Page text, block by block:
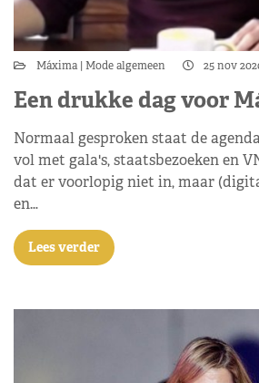
Máxima Mode algemeen 25 nov
Een drukke dag voor
Normaal gesproken staat de
vol met gala's, staatsbezoeken en
dat er voorlopig niet in, maar
en…
Lees verder